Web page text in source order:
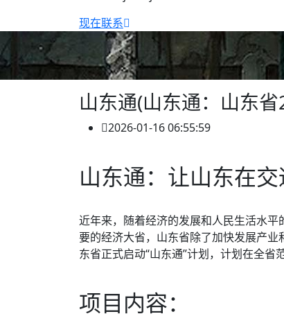
现在联系
山东通(山东通：山东
2026-01-16 06:55:59
山东通：让山东在
近年来，随着经济的发展和人民生活水
要的经济大省，山东省除了加快发展产
东省正式启动“山东通”计划，计划在全省
项目内容：